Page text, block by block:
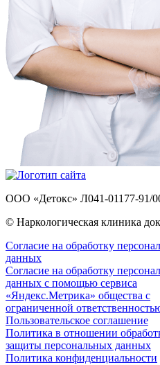
ООО «Детокс» Л041-01177-91/
© Наркологическая клиника
Согласие на обработку
данных
Согласие на обработку
данных с помощью сервиса
«Яндекс.Метрика» общества с
ограниченной
Пользовательское соглашение
Политика в отношении
защиты персональных данных
Политика конфиденциальности